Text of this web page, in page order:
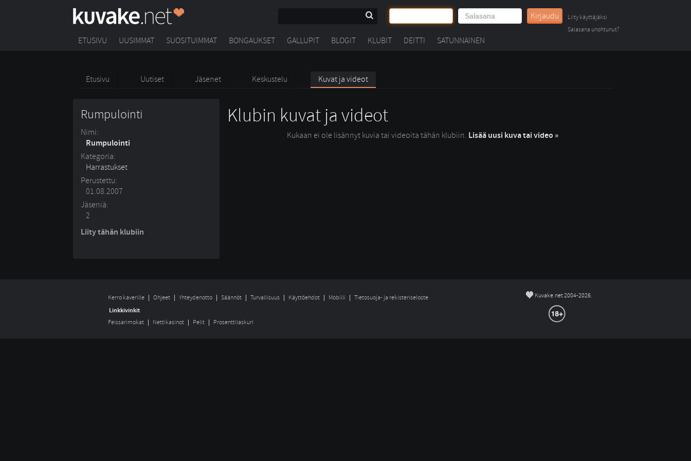
Kirjaudu
Liity käyttäjäksi
Salasana unohtunut?
ETUSIVU UUSIMMAT SUOSITUIMMAT BONGAUKSET GALLUPIT BLOGIT KLUBIT DEITTI SATUNNAINEN
Etusivu Uutiset Jäsenet Keskustelu Kuvat ja videot
Rumpulointi
Nimi:
Rumpulointi
Kategoria:
Harrastukset
Perustettu:
01.08.2007
Jäseniä:
2
Liity tähän klubiin
Klubin kuvat ja videot
Kukaan ei ole lisännyt kuvia tai videoita tähän klubiin. Lisää uusi kuva tai video »
Kerro kaverille Ohjeet Yhteydenotto Säännöt Turvallisuus Käyttöehdot Mobiili Tietosuoja- ja rekisteriseloste © Kuvake.net 2004-2026.
Linkkivinkit
Feissarimokat Nettikasinot Pelit Prosenttilaskuri